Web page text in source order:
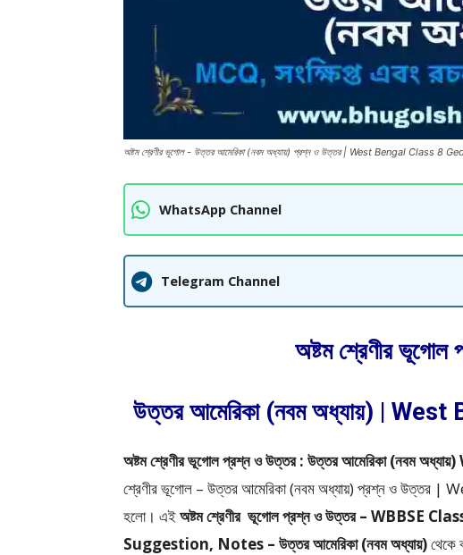
অষ্টম শ্রেণীর ভূগোল - উত্তর আমেরিকা (নবম অধ্যায়) প্রশ্ন ও উত্তর | West Bengal Class 8
WhatsApp Channel
Telegram Channel
অষ্টম শ্রেণীর
উত্তর আমেরিকা (নবম অধ্যায়) |
অষ্টম শ্রেণীর ভূগোল প্রশ্ন ও উত্তর : উত্তর আমেরিকা (নবম
শ্রেণীর ভূগোল – উত্তর আমেরিকা (নবম অধ্যায়) প্রশ্ন ও
হলো। এইঅষ্টম শ্রেণীর ভূগোল প্রশ্ন ও উত্তর – WBBSE
Suggestion, Notes – উত্তর আমেরিকা (নবম অধ্যায়)থেকে